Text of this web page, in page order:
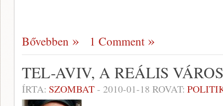
Bővebben 1 Comment
TEL-AVIV, A REÁLIS VÁROS
ÍRTA: SZOMBAT- 2010-01-18 ROVAT: